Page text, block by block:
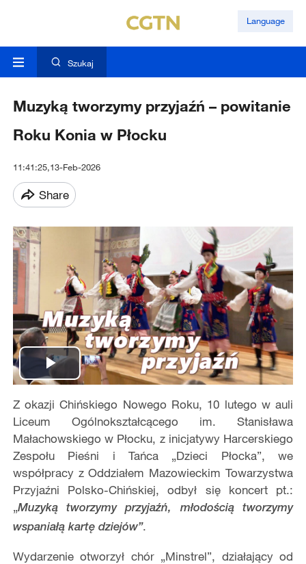
Language
Szukaj
Muzyką tworzymy przyjaźń – powitanie
Roku Konia w Płocku
11:41:25,13-Feb-2026
Share
Play
Video
Z okazji Chińskiego Nowego Roku, 10 lutego w auli
Liceum Ogólnokształcącego im. Stanisława
Małachowskiego w Płocku, z inicjatywy Harcerskiego
Zespołu Pieśni i Tańca „Dzieci Płocka”, we
współpracy z Oddziałem Mazowieckim Towarzystwa
Przyjaźni Polsko-Chińskiej, odbył się koncert pt.:
„Muzyką tworzymy przyjaźń, młodością tworzymy
wspaniałą kartę dziejów”.
Wydarzenie otworzył chór „Minstrel”, działający od